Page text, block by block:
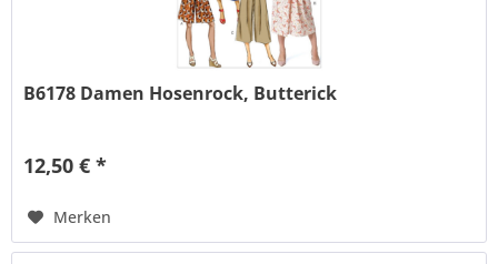
B6178 Damen Hosenrock, Butterick
12,50 € *
Merken